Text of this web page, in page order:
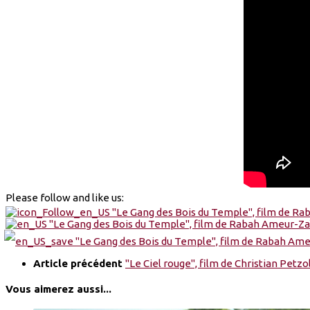
Please follow and like us:
Article précédent "Le Ciel rouge", film de Christian
Vous aimerez aussi...